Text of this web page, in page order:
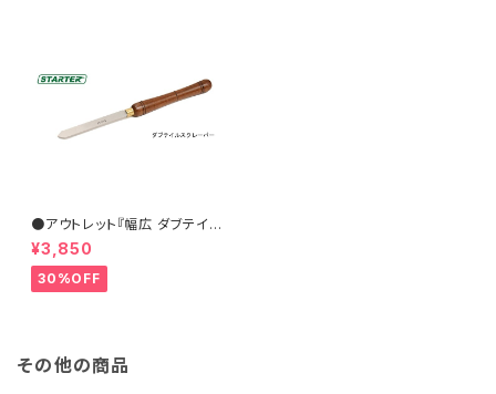
●アウトレット『幅広 ダブテイル
スクレーパー 31×6.5mm』【ST
ARTER】ターニングツール ハイ
ス鋼 旋盤用刃物 ウッドターニン
グ 訳あり
¥3,850
30%OFF
その他の商品